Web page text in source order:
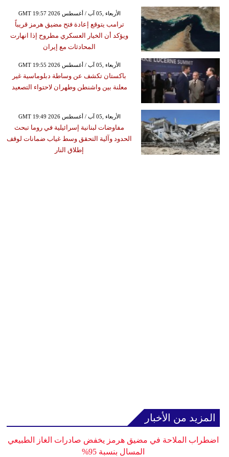
GMT 19:57 2026 الأربعاء ,05 آب / أغسطس
ترامب يتوقع إعادة فتح مضيق هرمز قريباً
ويؤكد أن الخيار العسكري مطروح إذا انهارت
المحادثات مع إيران
GMT 19:55 2026 الأربعاء ,05 آب / أغسطس
باكستان تكشف عن وساطة دبلوماسية غير
معلنة بين واشنطن وطهران لاحتواء التصعيد
GMT 19:49 2026 الأربعاء ,05 آب / أغسطس
مفاوضات لبنانية إسرائيلية في روما تبحث
الحدود وآلية التحقق وسط غياب ضمانات لوقف
إطلاق النار
المزيد من الأخبار
اضطراب الملاحة في مضيق هرمز يخفض صادرات الغاز الطبيعي
المسال بنسبة 95%